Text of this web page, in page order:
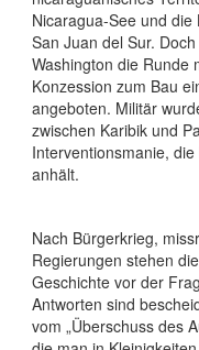
Nicaragua-See und
San Juan del Sur.
Washington die Runde
Konzession zum Bau
angeboten. Militär
zwischen Karibik und
Interventionsmanie,
anhält.
Nach Bürgerkrieg,
Regierungen stehen
Geschichte vor der
Antworten sind
vom „Überschuss des